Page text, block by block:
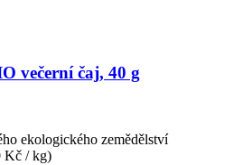
večerní čaj, 40 g
ekologického zemědělství
Kč / kg)